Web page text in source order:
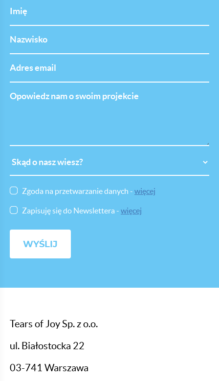
email
nam
o
nasz
wieszZgoda na przetwarzanie danych - więcej
Zapisuję się do Newslettera - więcej
Tears of Joy Sp. z o.o.
ul. Białostocka 22
03-741 Warszawa